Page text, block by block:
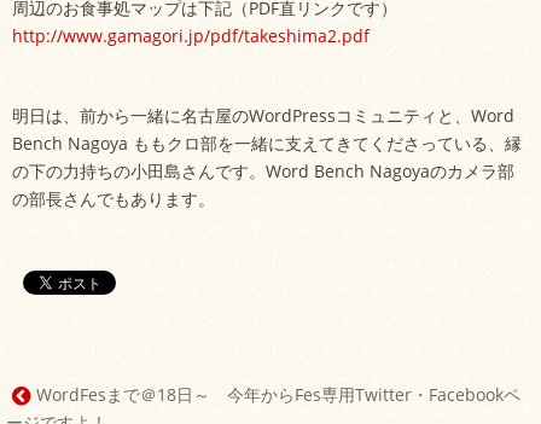
周辺のお食事処マップは下記（PDF直リンクです）
http://www.gamagori.jp/pdf/takeshima2.pdf
明日は、前から一緒に名古屋のWordPressコミュニティと、Word
Bench Nagoya ももクロ部を一緒に支えてきてくださっている、縁
の下の力持ちの小田島さんです。Word Bench Nagoyaのカメラ部
の部長さんでもあります。
投
WordFesまで＠18日～ 今年からFes専用Twitter・Facebookペ